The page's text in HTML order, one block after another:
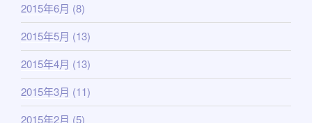
2015年6月 (8)
2015年5月 (13)
2015年4月 (13)
2015年3月 (11)
2015年2月 (5)